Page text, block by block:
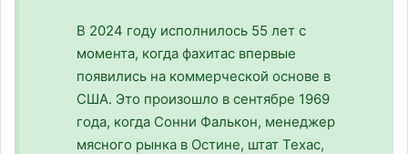
В 2024 году исполнилось 55 лет с
момента, когда фахитас впервые
появились на коммерческой основе в
США. Это произошло в сентябре 1969
года, когда Сонни Фалькон, менеджер
мясного рынка в Остине, штат Техас,